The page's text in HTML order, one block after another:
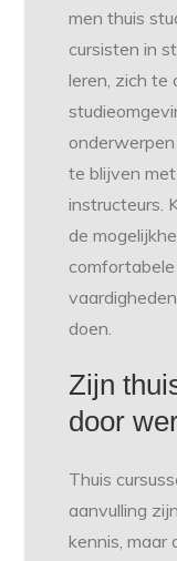
men thuis
cursisten in
leren, zich te
te blijven
instructeurs.
de
doen.
Zijn
door
Thuis
aanvulling
kennis, maar